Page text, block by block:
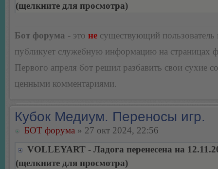
(щелкните для просмотра)
Бот форума - это не существующий пользователь
публикует служебную информацию на страницах
Первого апреля бот решил разбавить свои сухие
ценными комментариями.
Кубок Медиум. Переносы игр.
БОТ форума » 27 окт 2024, 22:56
VOLLEYART - Ладога перенесена на
(щелкните для просмотра)